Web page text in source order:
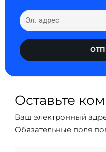
Оставьте
Ваш электронный
Обязательные поля